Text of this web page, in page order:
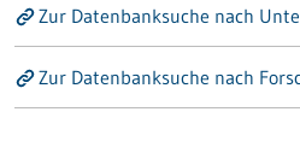
Zur Datenbanksuche nach
Zur Datenbanksuche nach